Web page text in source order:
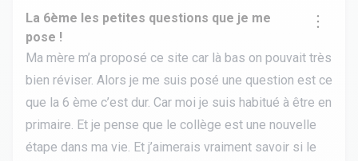
La 6ème les petites questions que je me
pose !
Ma mère m’a proposé ce site car là bas on pouvait très
bien réviser. Alors je me suis posé une question est ce
que la 6 ème c’est dur. Car moi je suis habitué à être en
primaire. Et je pense que le collège est une nouvelle
étape dans ma vie. Et j’aimerais vraiment savoir si le